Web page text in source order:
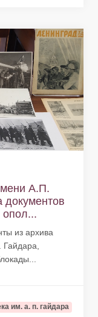
А.П.
документов
опол...
из архива
им. а. п. гайдара